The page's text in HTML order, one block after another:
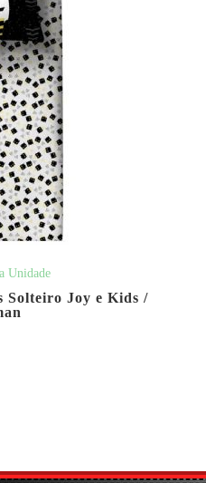
a Unidade
Solteiro Joy e Kids /